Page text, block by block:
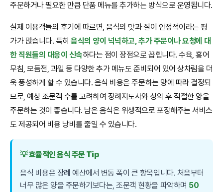
주문하거나 필요한 만큼 단품 메뉴를 추가하는 방식으로 운영됩니다.
실제 이용객들의 후기에 따르면, 음식의 맛과 질이 안정적이라는 평
가가 많습니다. 특히음식의 양이 넉넉하고, 추가 주문이나 요청에 대
한 직원들의 대응이 신속하다는 점이 장점으로 꼽힙니다. 수육, 홍어
무침, 모듬전, 과일 등 다양한 추가 메뉴도 준비되어 있어 상차림을 더
욱 풍성하게 할 수 있습니다. 음식 비용은 주문하는 양에 따라 결정되
므로, 예상 조문객 수를 고려하여 장례지도사와 상의 후 적절한 양을
주문하는 것이 좋습니다. 남은 음식은 위생적으로 포장해주는 서비스
도 제공되어 비용 낭비를 줄일 수 있습니다.
💡 효율적인 음식 주문 Tip
음식 비용은 장례 예산에서 변동 폭이 큰 항목입니다. 처음부터
너무 많은 양을 주문하기보다는, 조문객 현황을 파악하며 50